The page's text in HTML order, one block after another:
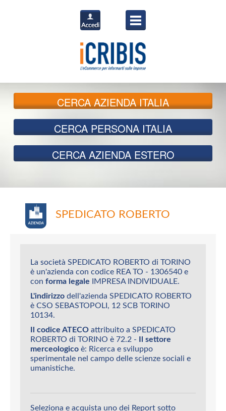
CERCAAZIENDA ITALIA
CERCA PERSONA ITALIA
CERCA AZIENDA ESTERO
SPEDICATO ROBERTO
La società SPEDICATO ROBERTO di TORINO
è un'azienda con codice REA TO - 1306540 e
con forma legale IMPRESA INDIVIDUALE.
L'indirizzo dell'azienda SPEDICATO ROBERTO
è CSO SEBASTOPOLI, 12 SCB TORINO
10134.
Il codice ATECO attribuito a SPEDICATO
ROBERTO di TORINO è 72.2 - Il settore
merceologico è: Ricerca e sviluppo
sperimentale nel campo delle scienze sociali e
umanistiche.
Seleziona e acquista uno dei Report sotto